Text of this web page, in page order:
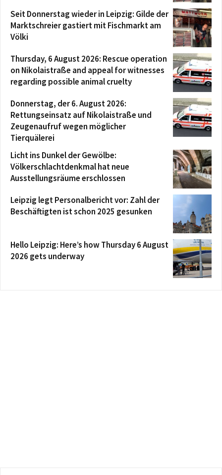
Seit Donnerstag wieder in Leipzig: Gilde der
Marktschreier gastiert mit Fischmarkt am
Völki
Thursday, 6 August 2026: Rescue operation
on Nikolaistraße and appeal for witnesses
regarding possible animal cruelty
Donnerstag, der 6. August 2026:
Rettungseinsatz auf Nikolaistraße und
Zeugenaufruf wegen möglicher
Tierquälerei
Licht ins Dunkel der Gewölbe:
Völkerschlachtdenkmal hat neue
Ausstellungsräume erschlossen
Leipzig legt Personalbericht vor: Zahl der
Beschäftigten ist schon 2025 gesunken
Hello Leipzig: Here’s how Thursday 6 August
2026 gets underway